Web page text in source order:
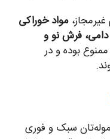
مواد خوراکی
فرش نو و
ممنوع بوده و در
سبک و فوری